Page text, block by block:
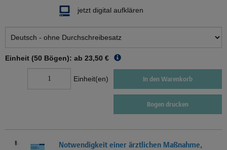
jetzt digital aufklären
Einheit (50 Bögen): ab 23,50 €
Einheit(en) In den Warenkorb
Bogen drucken
Notwendigkeit einer ärztlichen Maßnahme,